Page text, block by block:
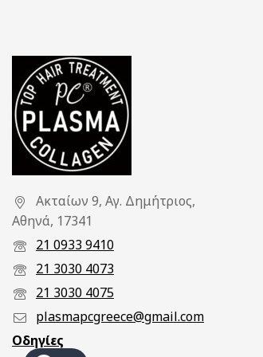
Ακταίων 9, Αγ. Δημήτριος,
Αθηνά, 17341
21 0933 9410
21 3030 4073
21 3030 4075
plasmapcgreece@gmail.com
Οδηγίες